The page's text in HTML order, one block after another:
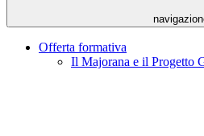
Offerta formativa
Il Majorana e il Progetto